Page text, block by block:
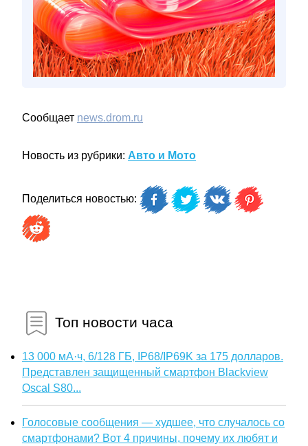
Сообщает news.drom.ru
Новость из рубрики: Авто и Мото
Поделиться новостью:
Топ новости часа
13 000 мА·ч, 6/128 ГБ, IP68/IP69K за 175 долларов.
Представлен защищенный смартфон Blackview
Oscal S80...
Голосовые сообщения — худшее, что случалось со
смартфонами? Вот 4 причины, почему их любят и